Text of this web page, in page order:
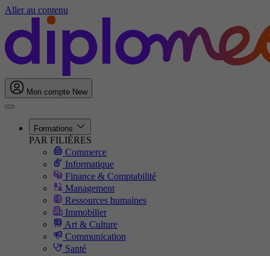
Aller au contenu
Mon compte New
Formations
PAR FILIÈRES
Commerce
Informatique
Finance & Comptabilité
Management
Ressources humaines
Immobilier
Art & Culture
Communication
Santé